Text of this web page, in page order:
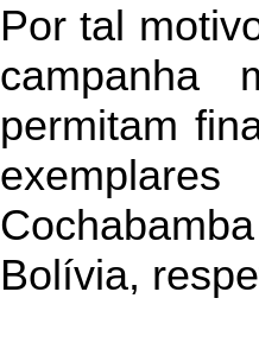
Por tal
campanha
permitam
Bolívia,